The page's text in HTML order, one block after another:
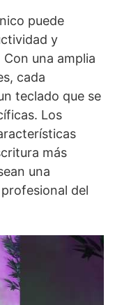
puede
y
una amplia
cada
teclado que se
Los
más
una
del